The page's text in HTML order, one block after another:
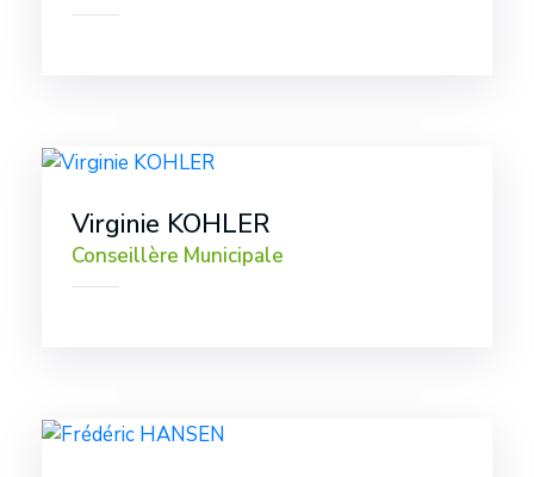
Virginie KOHLER
Conseillère Municipale